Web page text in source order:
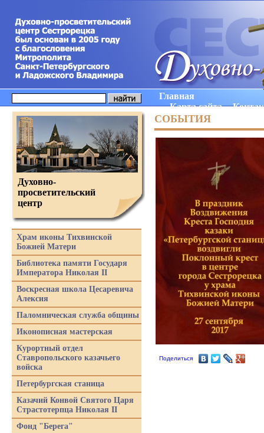
Главная
Карта сайта
СОБЫТИЯ
Поделиться
Духовно-
просветительский
центр
Храм иконы Тихвинской
Божией Матери
Библиотека памяти Государя
Императора Николая II
Воскресная школа Цесаревича
Алексия
Паломническая служба общины
Иконописная мастерская
Курортный отдел
Ставропольского казачьего
войска
Петербургская станица
Казачий Конвой Святого Царя
Страстотерпца Николая II
Фонд "Берега"